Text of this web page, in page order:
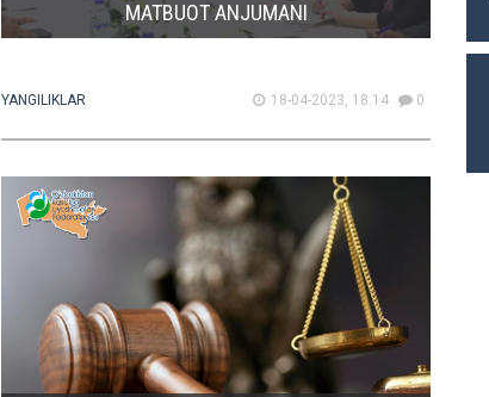
MATBUOT ANJUMANI
YANGILIKLAR 18-04-2023, 18:14 0